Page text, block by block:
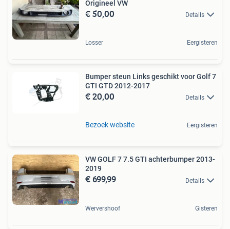
Origineel VW
€ 50,00 Details
Losser Eergisteren
Bumper steun Links geschikt voor Golf 7
GTI GTD 2012-2017
€ 20,00 Details
Bezoek website Eergisteren
VW GOLF 7 7.5 GTI achterbumper 2013-
2019
€ 699,99 Details
Wervershoof Gisteren